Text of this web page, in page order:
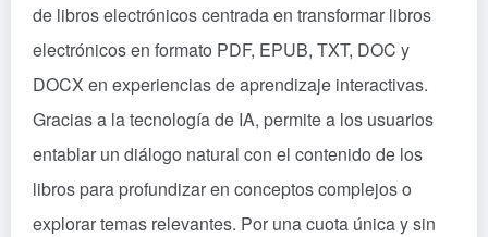
de libros electrónicos centrada en transformar libros
electrónicos en formato PDF, EPUB, TXT, DOC y
DOCX en experiencias de aprendizaje interactivas.
Gracias a la tecnología de IA, permite a los usuarios
entablar un diálogo natural con el contenido de los
libros para profundizar en conceptos complejos o
explorar temas relevantes. Por una cuota única y sin